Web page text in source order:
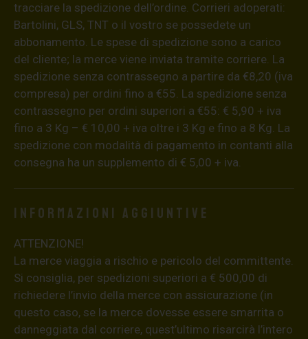
tracciare la spedizione dell’ordine. Corrieri adoperati:
Bartolini, GLS, TNT o il vostro se possedete un
abbonamento. Le spese di spedizione sono a carico
del cliente; la merce viene inviata tramite corriere. La
spedizione senza contrassegno a partire da €8,20 (iva
compresa) per ordini fino a €55. La spedizione senza
contrassegno per ordini superiori a €55: € 5,90 + iva
fino a 3 Kg – € 10,00 + iva oltre i 3 Kg e fino a 8 Kg. La
spedizione con modalità di pagamento in contanti alla
consegna ha un supplemento di € 5,00 + iva.
Informazioni aggiuntive
ATTENZIONE!
La merce viaggia a rischio e pericolo del committente.
Si consiglia, per spedizioni superiori a € 500,00 di
richiedere l’invio della merce con assicurazione (in
questo caso, se la merce dovesse essere smarrita o
danneggiata dal corriere, quest’ultimo risarcirà l’intero